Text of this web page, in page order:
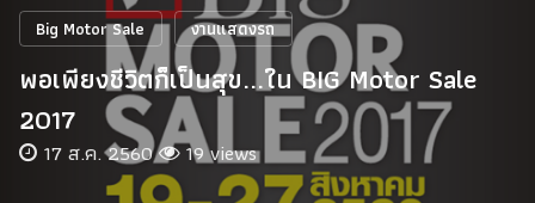
Car In The Movie
สเปคราคา รถยนต์
Big Motor Sale งานแสดงรถ
พอเพียงชีวิตก็เป็นสุข...ใน BIG Motor Sale
2017
17 ส.ค. 2560 19 views